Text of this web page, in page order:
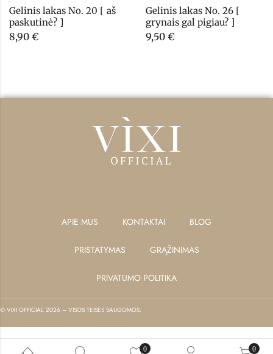
Gelinis lakas No. 20 [ aš
paskutinė? ]
8,90 €
Gelinis lakas No. 26 [
grynais gal pigiau? ]
9,50 €
APIE MUS KONTAKTAI BLOG
PRISTATYMAS GRĄŽINIMAS
PRIVATUMO POLITIKA
© VIXI OFFICIAL 2026 – VISOS TEISĖS SAUGOMOS.
0 0